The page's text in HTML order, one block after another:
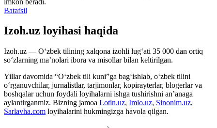
Batafsil
Izoh.uz loyihasi haqida
Izoh.uz — O‘zbek tilining xalqona izohli lug‘ati 35 000 dan ortiq
so‘zlarning ma’nolari ibora va misollar bilan keltirilgan.
Yillar davomida “O‘zbek tili kuni”ga bag‘ishlab, o‘zbek tilini
o‘rganuvchilar, jurnalistlar, tarjimonlar, kopirayterlar, blogerlar va
boshqalar uchun foydali loyihalarni ishga tushirishni an’anaga
aylantirganmiz. Bizning jamoa Lotin.uz, Imlo.uz, Sinonim.uz,
Sarlavha.com loyihalarini hukmingizga havola qilgan.